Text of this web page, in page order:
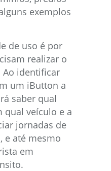
exemplos
de uso é por
realizar o
identificar
um iButton a
saber qual
qual veículo e a
jornadas de
e até mesmo
em